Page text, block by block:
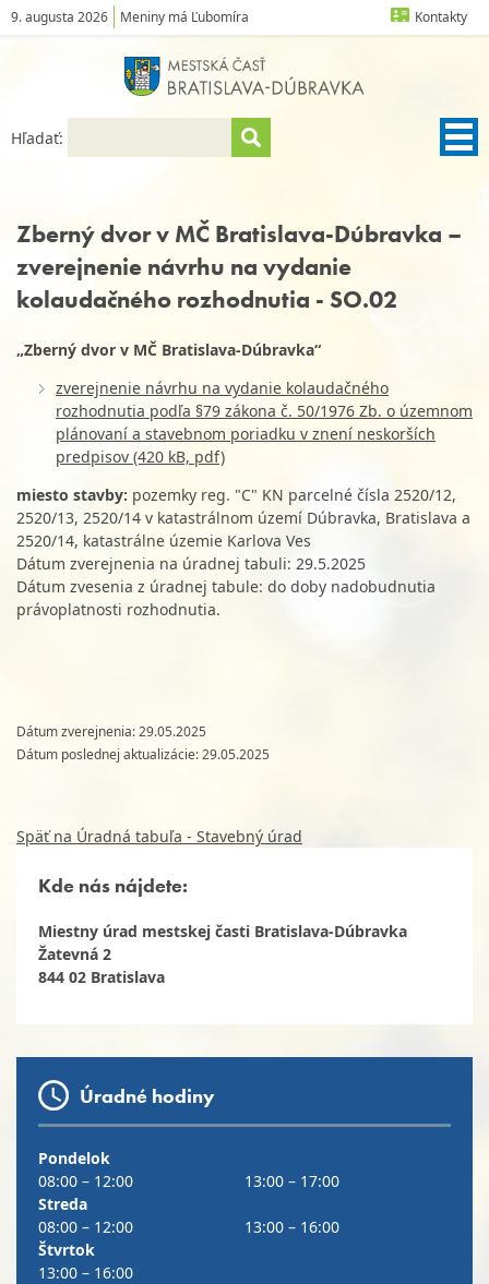
9. augusta 2026 Meniny má Ľubomíra Kontakty
Hľadať:
Zberný dvor v MČ Bratislava-Dúbravka –
zverejnenie návrhu na vydanie
kolaudačného rozhodnutia - SO.02
„Zberný dvor v MČ Bratislava-Dúbravka“
zverejnenie návrhu na vydanie kolaudačného
rozhodnutia podľa §79 zákona č. 50/1976 Zb. o územnom
plánovaní a stavebnom poriadku v znení neskorších
predpisov (420 kB, pdf)
miesto stavby: pozemky reg. "C" KN parcelné čísla 2520/12,
2520/13, 2520/14 v katastrálnom území Dúbravka, Bratislava a
2520/14, katastrálne územie Karlova Ves
Dátum zverejnenia na úradnej tabuli: 29.5.2025
Dátum zvesenia z úradnej tabule: do doby nadobudnutia
právoplatnosti rozhodnutia.
Dátum zverejnenia: 29.05.2025
Dátum poslednej aktualizácie: 29.05.2025
Späť na Úradná tabuľa - Stavebný úrad
Kde nás nájdete:
Miestny úrad mestskej časti Bratislava-Dúbravka
Žatevná 2
844 02 Bratislava
Úradné hodiny
Pondelok
08:00 – 12:00
13:00 – 17:00
Streda
08:00 – 12:00
13:00 – 16:00
Štvrtok
13:00 – 16:00